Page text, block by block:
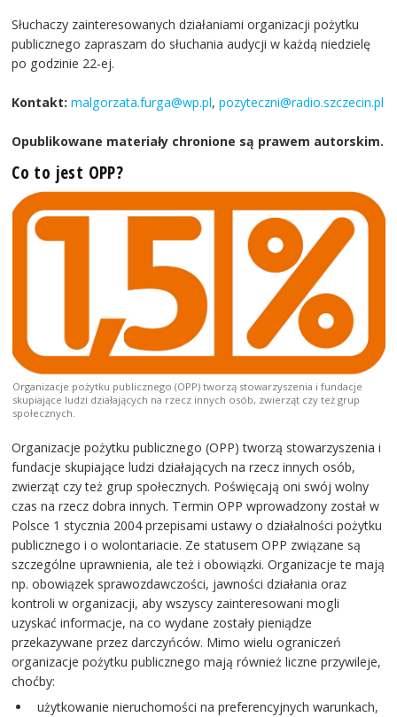
Słuchaczy zainteresowanych działaniami organizacji pożytku
publicznego zapraszam do słuchania audycji w każdą niedzielę
po godzinie 22-ej.
Kontakt: malgorzata.furga@wp.pl,pozyteczni@radio.szczecin.pl
Opublikowane materiały chronione są prawem autorskim.
Co to jest OPP?
Organizacje pożytku publicznego (OPP) tworzą stowarzyszenia i fundacje
skupiające ludzi działających na rzecz innych osób, zwierząt czy też grup
społecznych.
Organizacje pożytku publicznego (OPP) tworzą stowarzyszenia i
fundacje skupiające ludzi działających na rzecz innych osób,
zwierząt czy też grup społecznych. Poświęcają oni swój wolny
czas na rzecz dobra innych. Termin OPP wprowadzony został w
Polsce 1 stycznia 2004 przepisami ustawy o działalności pożytku
publicznego i o wolontariacie. Ze statusem OPP związane są
szczególne uprawnienia, ale też i obowiązki. Organizacje te mają
np. obowiązek sprawozdawczości, jawności działania oraz
kontroli w organizacji, aby wszyscy zainteresowani mogli
uzyskać informacje, na co wydane zostały pieniądze
przekazywane przez darczyńców. Mimo wielu ograniczeń
organizacje pożytku publicznego mają również liczne przywileje,
choćby:
użytkowanie nieruchomości na preferencyjnych warunkach,